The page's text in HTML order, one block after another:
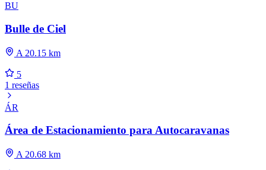
BU
Bulle de Ciel
A 20.15 km
5
1 reseñas
ÁR
Área de Estacionamiento para Autocaravanas
A 20.68 km